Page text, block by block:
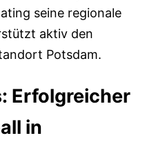
seine regionale
aktiv den
Potsdam.
Erfolgreicher
in